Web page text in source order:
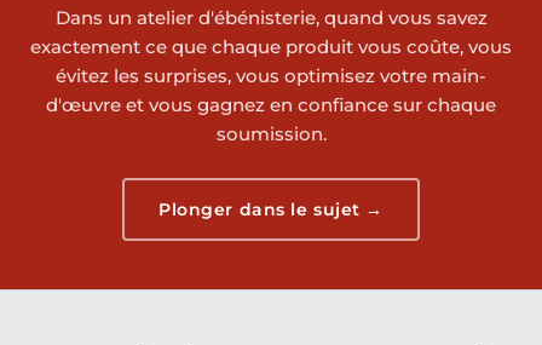
Dans un atelier d'ébénisterie, quand vous savez
exactement ce que chaque produit vous coûte, vous
évitez les surprises, vous optimisez votre main-
d'œuvre et vous gagnez en confiance sur chaque
soumission.
Plonger dans le sujet →